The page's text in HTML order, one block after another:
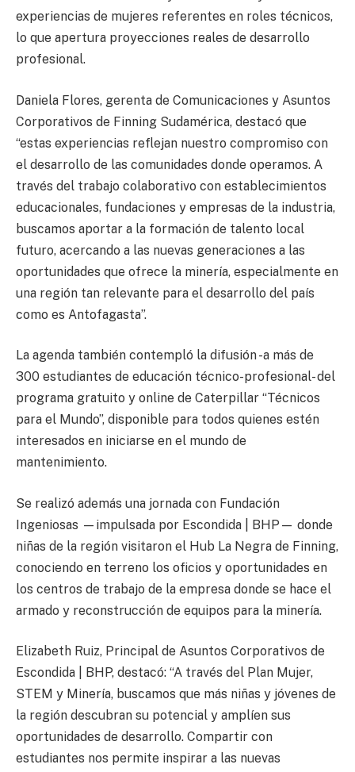
experiencias de mujeres referentes en roles técnicos,
lo que apertura proyecciones reales de desarrollo
profesional.
Daniela Flores, gerenta de Comunicaciones y Asuntos
Corporativos de Finning Sudamérica, destacó que
“estas experiencias reflejan nuestro compromiso con
el desarrollo de las comunidades donde operamos. A
través del trabajo colaborativo con establecimientos
educacionales, fundaciones y empresas de la industria,
buscamos aportar a la formación de talento local
futuro, acercando a las nuevas generaciones a las
oportunidades que ofrece la minería, especialmente en
una región tan relevante para el desarrollo del país
como es Antofagasta”.
La agenda también contempló la difusión -a más de
300 estudiantes de educación técnico-profesional- del
programa gratuito y online de Caterpillar “Técnicos
para el Mundo”, disponible para todos quienes estén
interesados en iniciarse en el mundo de
mantenimiento.
Se realizó además una jornada con Fundación
Ingeniosas —impulsada por Escondida | BHP— donde
niñas de la región visitaron el Hub La Negra de Finning,
conociendo en terreno los oficios y oportunidades en
los centros de trabajo de la empresa donde se hace el
armado y reconstrucción de equipos para la minería.
Elizabeth Ruiz, Principal de Asuntos Corporativos de
Escondida | BHP, destacó: “A través del Plan Mujer,
STEM y Minería, buscamos que más niñas y jóvenes de
la región descubran su potencial y amplíen sus
oportunidades de desarrollo. Compartir con
estudiantes nos permite inspirar a las nuevas